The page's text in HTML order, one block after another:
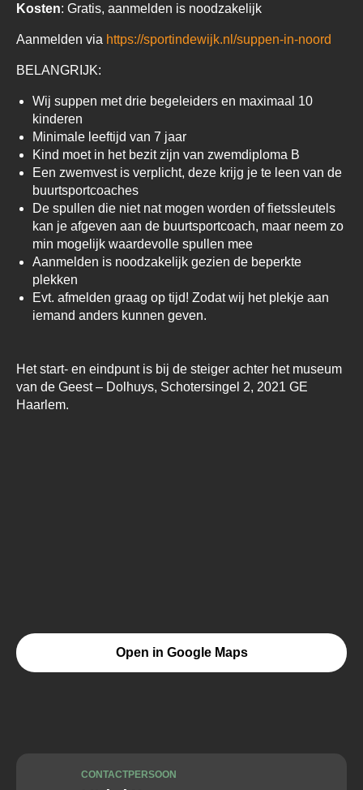
Kosten: Gratis, aanmelden is noodzakelijk
Aanmelden via https://sportindewijk.nl/suppen-in-noord
BELANGRIJK:
Wij suppen met drie begeleiders en maximaal 10
kinderen
Minimale leeftijd van 7 jaar
Kind moet in het bezit zijn van zwemdiploma B
Een zwemvest is verplicht, deze krijg je te leen van de
buurtsportcoaches
De spullen die niet nat mogen worden of fietssleutels
kan je afgeven aan de buurtsportcoach, maar neem zo
min mogelijk waardevolle spullen mee
Aanmelden is noodzakelijk gezien de beperkte
plekken
Evt. afmelden graag op tijd! Zodat wij het plekje aan
iemand anders kunnen geven.
Het start- en eindpunt is bij de steiger achter het museum
van de Geest – Dolhuys, Schotersingel 2, 2021 GE
Haarlem.
Open in Google Maps
CONTACTPERSOON